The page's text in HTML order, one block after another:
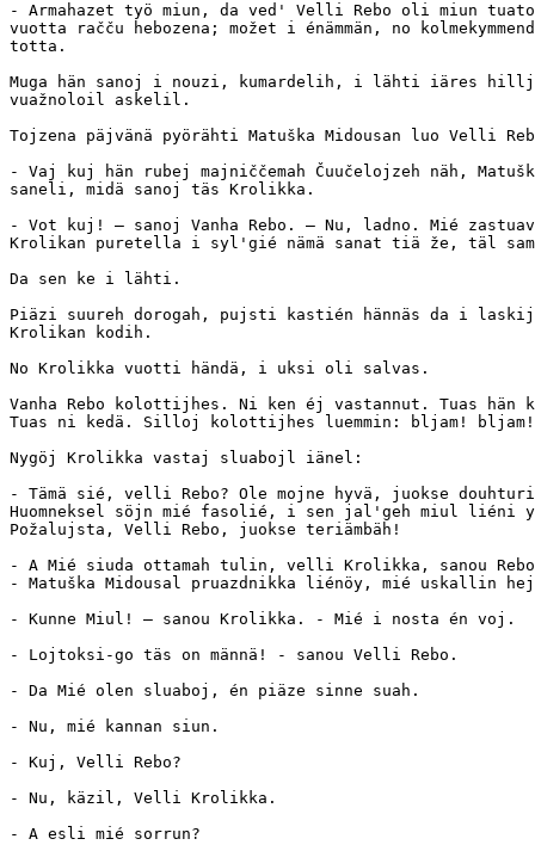
- Armahazet työ miun, da ved' Velli Rebo oli miun tuatol
vuotta račču hebozena; možet i énämmän, no
totta.
Muga hän sanoj i nouzi, kumardelih, i lähti iäres
vuažnoloil askelil.
Tojzena päjvänä pyörähti Matuška Midousan luo Velli
- Vaj kuj hän rubej majniččemah Čuučelojzeh näh,
saneli, midä sanoj täs Krolikka.
- Vot kuj! — sanoj Vanha Rebo. — Nu, ladno. Mié
Krolikan puretella i syl'gié nämä sanat tiä že, täl
Da sen ke i lähti.
Piäzi suureh dorogah, pujsti kastién hännäs da i
Krolikan kodih.
No Krolikka vuotti händä, i uksi oli salvas.
Vanha Rebo kolottijhes. Ni ken éj vastannut. Tuas
Tuas ni kedä. Silloj kolottijhes luemmin: bljam! bljam!
Nygöj Krolikka vastaj sluabojl iänel:
- Tämä sié, velli Rebo? Ole mojne hyvä, juokse
Huomneksel söjn mié fasolié, i sen jal'geh miul liéni
Požalujsta, Velli Rebo, juokse teriämbäh!
- A Mié siuda ottamah tulin, velli Krolikka, sanou
- Matuška Midousal pruazdnikka liénöy, mié uskallin
- Kunne Miul! — sanou Krolikka. - Mié i nosta én voj.
- Lojtoksi-go täs on männä! - sanou Velli Rebo.
- Da Mié olen sluaboj, én piäze sinne suah.
- Nu, mié kannan siun.
- Kuj, Velli Rebo?
- Nu, käzil, Velli Krolikka.
- A esli mié sorrun?